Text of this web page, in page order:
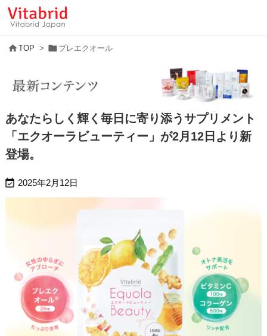
 TOP >  プレエクオール
あなたらしく輝く毎日に寄り添うサプリメント
「エクオーラビューティー」が2月12日より新
登場。
 2025年2月12日